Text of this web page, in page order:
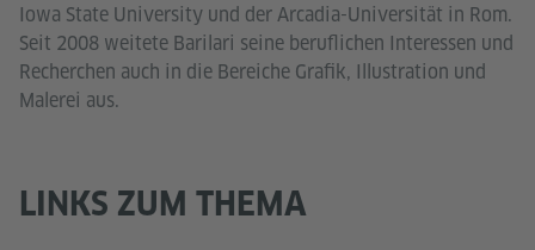
Iowa State University und der Arcadia-Universität in Rom.
Seit 2008 weitete Barilari seine beruflichen Interessen und
Recherchen auch in die Bereiche Grafik, Illustration und
Malerei aus.
LINKS ZUM THEMA